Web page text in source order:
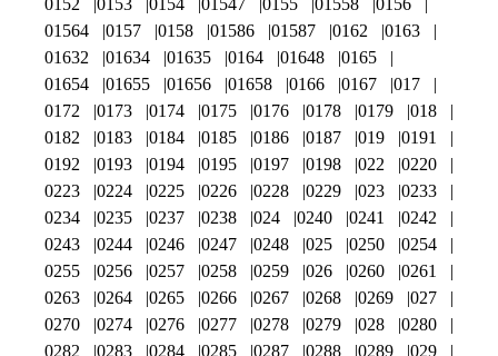
0152
0153 0154 01547 0155 01558
0156
01564
0157 0158 01586 01587 0162
0163
01632
01634 01635 0164 01648
0165
01654
01655 01656 01658 0166 0167
017
0172
0173 0174 0175 0176 0178 0179
018
0182
0183 0184 0185 0186 0187 019
0191
0192
0193 0194 0195 0197 0198 022
0220
0223
0224 0225 0226 0228 0229 023
0233
0234
0235 0237 0238 024 0240 0241
0242
0243
0244 0246 0247 0248 025 0250
0254
0255
0256 0257 0258 0259 026 0260
0261
0263
0264 0265 0266 0267 0268 0269
027
0270
0274 0276 0277 0278 0279 028
0280
0282
0283 0284 0285 0287 0288 0289 029